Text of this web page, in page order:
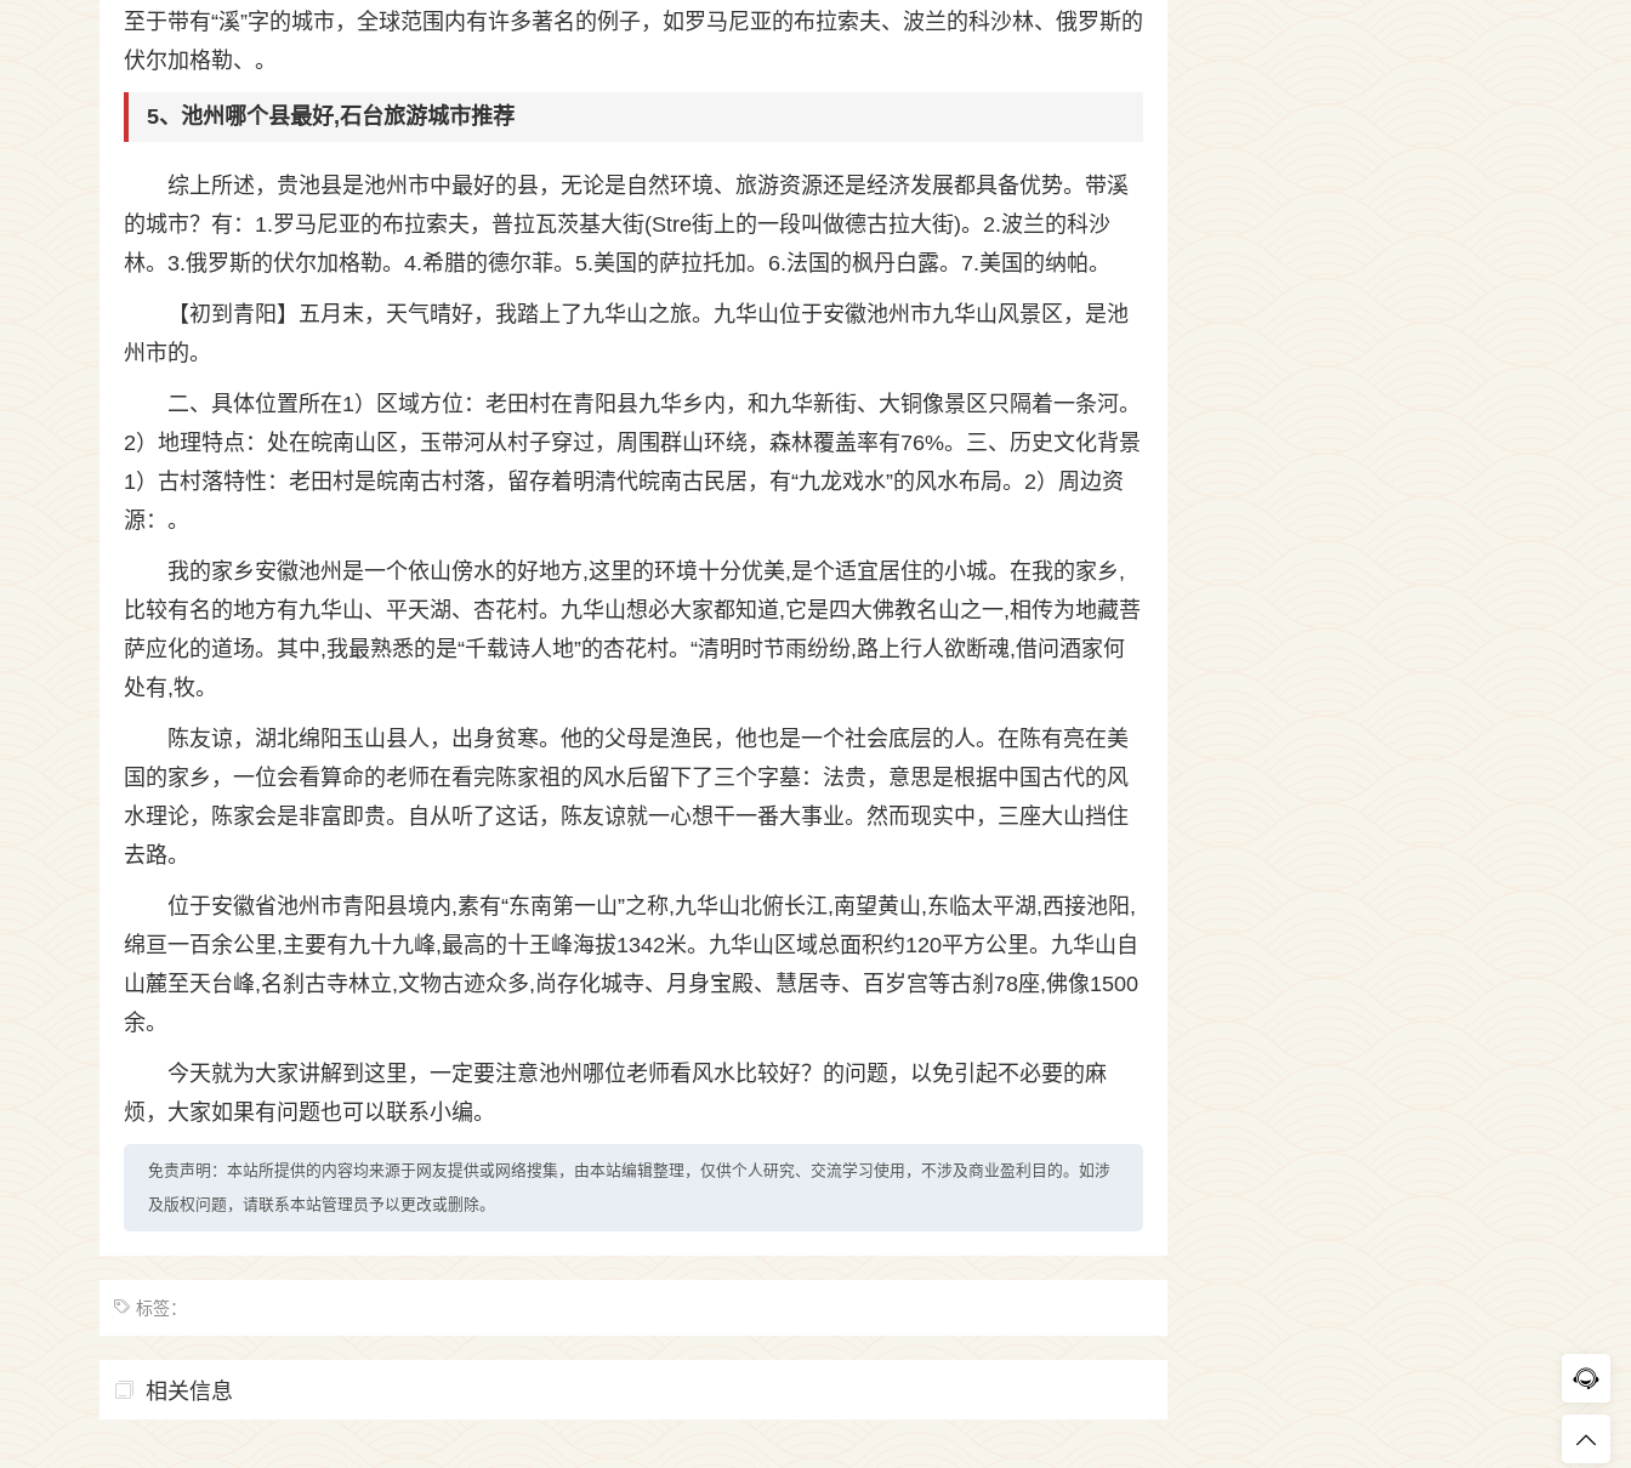
至于带有“溪”字的城市，全球范围内有许多著名的例子，如罗马尼亚的布拉索夫、波兰的科沙林、俄罗斯的
伏尔加格勒、。
5、池州哪个县最好,石台旅游城市推荐
综上所述，贵池县是池州市中最好的县，无论是自然环境、旅游资源还是经济发展都具备优势。带溪
的城市？有：1.罗马尼亚的布拉索夫，普拉瓦茨基大街(Stre街上的一段叫做德古拉大街)。2.波兰的科沙
林。3.俄罗斯的伏尔加格勒。4.希腊的德尔菲。5.美国的萨拉托加。6.法国的枫丹白露。7.美国的纳帕。
【初到青阳】五月末，天气晴好，我踏上了九华山之旅。九华山位于安徽池州市九华山风景区，是池
州市的。
二、具体位置所在1）区域方位：老田村在青阳县九华乡内，和九华新街、大铜像景区只隔着一条河。
2）地理特点：处在皖南山区，玉带河从村子穿过，周围群山环绕，森林覆盖率有76%。三、历史文化背景
1）古村落特性：老田村是皖南古村落，留存着明清代皖南古民居，有“九龙戏水”的风水布局。2）周边资
源：。
我的家乡安徽池州是一个依山傍水的好地方,这里的环境十分优美,是个适宜居住的小城。在我的家乡,
比较有名的地方有九华山、平天湖、杏花村。九华山想必大家都知道,它是四大佛教名山之一,相传为地藏菩
萨应化的道场。其中,我最熟悉的是“千载诗人地”的杏花村。“清明时节雨纷纷,路上行人欲断魂,借问酒家何
处有,牧。
陈友谅，湖北绵阳玉山县人，出身贫寒。他的父母是渔民，他也是一个社会底层的人。在陈有亮在美
国的家乡，一位会看算命的老师在看完陈家祖的风水后留下了三个字墓：法贵，意思是根据中国古代的风
水理论，陈家会是非富即贵。自从听了这话，陈友谅就一心想干一番大事业。然而现实中，三座大山挡住
去路。
位于安徽省池州市青阳县境内,素有“东南第一山”之称,九华山北俯长江,南望黄山,东临太平湖,西接池阳,
绵亘一百余公里,主要有九十九峰,最高的十王峰海拔1342米。九华山区域总面积约120平方公里。九华山自
山麓至天台峰,名刹古寺林立,文物古迹众多,尚存化城寺、月身宝殿、慧居寺、百岁宫等古刹78座,佛像1500
余。
今天就为大家讲解到这里，一定要注意池州哪位老师看风水比较好？的问题，以免引起不必要的麻
烦，大家如果有问题也可以联系小编。
免责声明：本站所提供的内容均来源于网友提供或网络搜集，由本站编辑整理，仅供个人研究、交流学习使用，不涉及商业盈利目的。如涉
及版权问题，请联系本站管理员予以更改或删除。
标签：
相关信息